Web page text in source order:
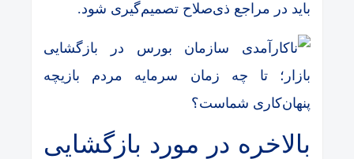
باید در مراجع ذی‌صلاح تصمیم‌گیری شود.
بالاخره در مورد بازگشایی